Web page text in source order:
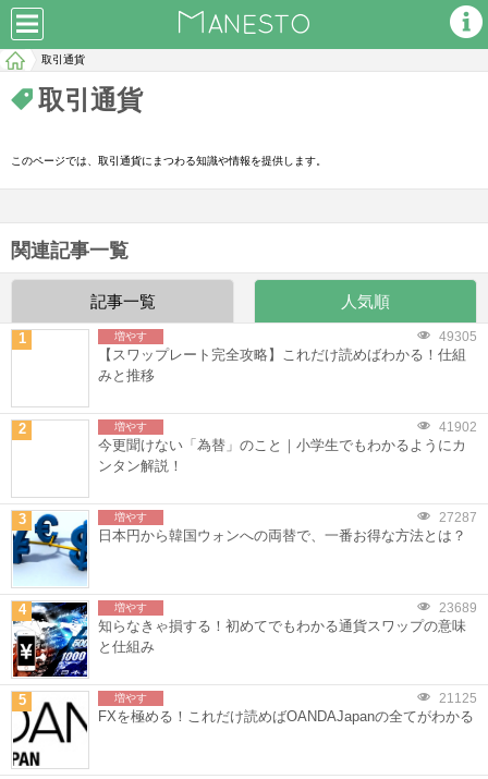
取引通貨
取引通貨
このページでは、取引通貨にまつわる知識や情報を提供します。
関連記事一覧
記事一覧 人気順
1 増やす 49305
【スワップレート完全攻略】これだけ読めばわかる！仕組
みと推移
2 増やす 41902
今更聞けない「為替」のこと｜小学生でもわかるようにカ
ンタン解説！
3 増やす 27287
日本円から韓国ウォンへの両替で、一番お得な方法とは？
4 増やす 23689
知らなきゃ損する！初めてでもわかる通貨スワップの意味
と仕組み
5 増やす 21125
FXを極める！これだけ読めばOANDAJapanの全てがわかる